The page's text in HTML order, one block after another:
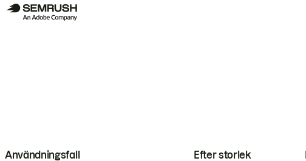
Användningsfall Efter storlek